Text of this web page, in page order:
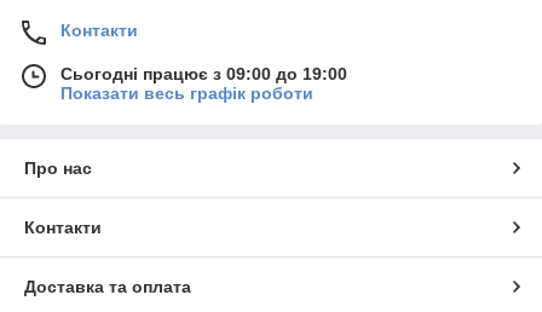
Контакти
Сьогодні працює з 09:00 до 19:00
Показати весь графік роботи
Про нас
Контакти
Доставка та оплата